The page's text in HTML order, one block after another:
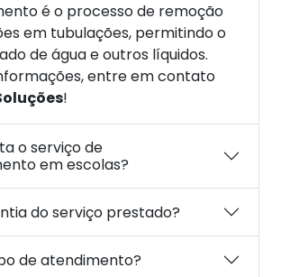
é o processo de remoção
em tubulações, permitindo o
de água e outros líquidos.
entre em contato
!
o serviço de
em escolas?
do serviço prestado?
de atendimento?